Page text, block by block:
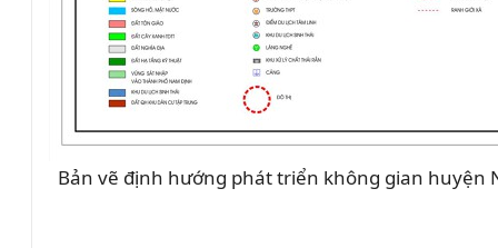
Bản vẽ định hướng phát triển không gian huyện